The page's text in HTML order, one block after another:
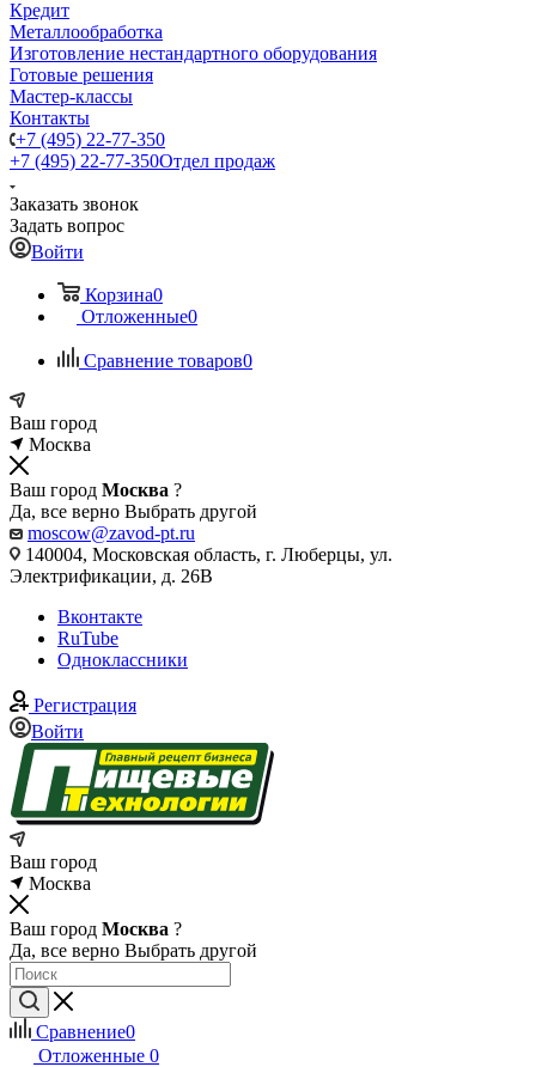
Кредит
Металлообработка
Изготовление нестандартного оборудования
Готовые решения
Мастер-классы
Контакты
+7 (495) 22-77-350
+7 (495) 22-77-350Отдел продаж
Заказать звонок
Задать вопрос
Войти
Корзина0
Отложенные0
Сравнение товаров0
Ваш город
Москва
Ваш город Москва ?
Да, все верно Выбрать другой
moscow@zavod-pt.ru
140004, Московская область, г. Люберцы, ул.
Электрификации, д. 26В
Вконтакте
RuTube
Одноклассники
Регистрация
Войти
Ваш город
Москва
Ваш город Москва ?
Да, все верно Выбрать другой
Сравнение0
Отложенные 0